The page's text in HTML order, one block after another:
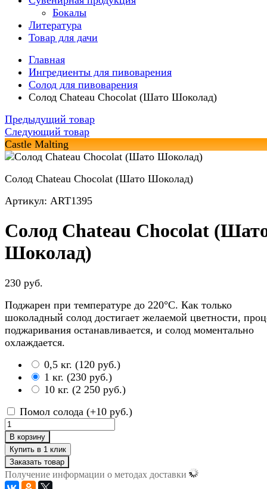
Бокалы
Литература
Товар для дачи
Главная
Ингредиенты для пивоварения
Солод для пивоварения
Солод Chateau Chocolat (Шато Шоколад)
Предыдущий товар
Следующий товар
Castle Malting
Солод Chateau Chocolat (Шато Шоколад)
Артикул: ART1395
Солод Chateau Chocolat
Шоколад)
230 руб.
Поджарен при температуре до 220°C. Как только
шоколадный солод достигает желаемой цветности,
поджаривания останавливается, и солод моментально
охлаждается.
0,5 кг. (120 руб.)
1 кг. (230 руб.)
10 кг. (2 250 руб.)
Помол солода (+10 руб.)
В корзину
Заказать товар
Получение информации о методах доставки